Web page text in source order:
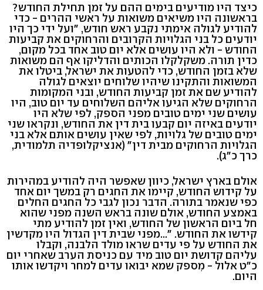
כיצד היו מודיעים בימים ההם על זמן תחילת החודש?
בראשונה היו משיאים משואות על ראשי ההרים - כדי
להודיע לגולה אימתי נקבע ראש חודש, "ועל ידי כך היו
יודעים כל בני הגלויות הקרובים והרחוקים את קביעות
החודש - ולא היו עושים אלא יום טוב אחד בכל מקום,
כדין תורה. משקלקלו הכותים והדליקו אף הם משואות
שלא בזמן החודש, כדי להטעות את ישראל, ביטלו את
המשואות והתקינו שיהיו שלוחים יוצאים לגולה
להודיע שם את זמן קביעות החודש, ובני המקומות
הרחוקים שלא הגיעו אליהם השלוחים עד יום טוב, היו
עושים שני ימים טובים מפני הספק, לפי שלא היו
יודעים באיזה יום קבעו בית דין את החודש, ונקראו שני
ימים טובים של גלויות, לפי שאין עושים אותם אלא בני
הגלויות הרחוקים מבית דין" (אנציקלופדיה תלמודית,
כרך כ"ג).
אולם בארץ ישראל, כיוון שאפשר היה להודיע במהירות
על קידוש החודש, קיימו את החגים רק במשך יום אחד
כפי שנאמר בתורה. הדבר נכון לגבי כל החגים החלים
באמצע החודש, אולם שונה בראש השנה מפני שהוא
חל ביום הראשון של החודש, ואין זמן להודיע מתי
קידשו את החודש. "...מפני שבית דין הגדול היו מקדשין
את החודש על פי עדים שראו מולד הלבנה, וקבלו
עליהם קדושת יום טוב מיד עם כניסת הערב שאחרי יום
כ"ט אלול - מִספק שמא יבואו עדים למחר ויקדשו אותו
היום.